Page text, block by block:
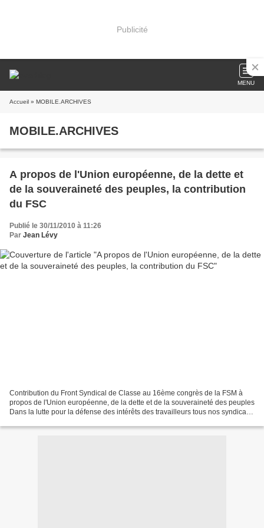
Publicité
MENU
Accueil » MOBILE.ARCHIVES
MOBILE.ARCHIVES
A propos de l'Union européenne, de la dette et
de la souveraineté des peuples, la contribution
du FSC
Publié le 30/11/2010 à 11:26
Par Jean Lévy
Contribution du Front Syndical de Classe au 16ème congrès de la FSM à
propos de l'Union européenne, de la dette et de la souveraineté des peuples
Dans la lutte pour la défense des intérêts des travailleurs tous nos syndicats